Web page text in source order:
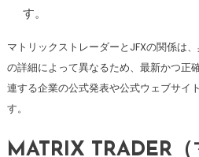
す。
マトリックストレーダーとJFXの関係は
の詳細によって異なるため、最新かつ正
連する企業の公式発表や公式ウェブサイ
す。
MATRIX TRADER